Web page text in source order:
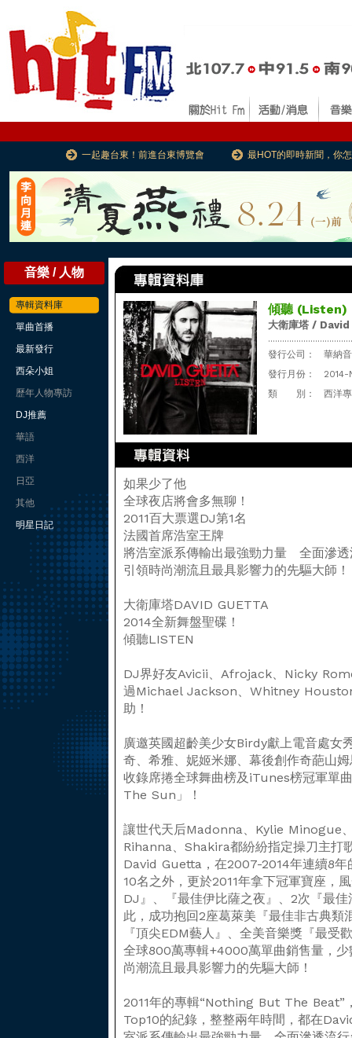
一起趣台東！前進台東博覽會 最HOT的即時新聞，你
音樂 / 人物
專輯資料庫
單曲首播
最新發行
西朵小姐
歷年人物專訪
DJ推薦
華語
西洋
日亞
其他
明星日記
傾聽 (Listen)
大衛庫塔 /
發行公司：
華納
發行月份：
2014-
類 別：
西洋
如果少了他
全球夜店將會多無聊！
2011百大票選DJ第1名
法國首席浩室王牌
將浩室派系傳輸出最強勁力量 全面滲透
引領時尚潮流且最具影響力的先驅大師！
大衛庫塔DAVID GUETTA
2014全新舞盤聖碟！
傾聽LISTEN
DJ界好友Avicii、Afrojack、Nicky
過Michael Jackson、Whitney
助！
廣邀英國超齡美少女Birdy獻上電音處女
奇、希雅、妮姬米娜、幕後創作奇葩山
收錄席捲全球舞曲榜及iTunes榜冠軍單
The Sun」！
讓世代天后Madonna、Kylie Minogue
Rihanna、Shakira都紛紛指定操刀主打
David Guetta，在2007-2014年連續8年
10名之外，更於2011年拿下冠軍寶座，
DJ』、『最佳伊比薩之夜』、2次『最
此，成功抱回2座葛萊美『最佳非古典類
『頂尖EDM藝人』、全美音樂獎『最受
全球800萬專輯+4000萬單曲銷售量，
尚潮流且最具影響力的先驅大師！
2011年的專輯“Nothing But The Beat”
Top10的紀錄，整整兩年時間，都在